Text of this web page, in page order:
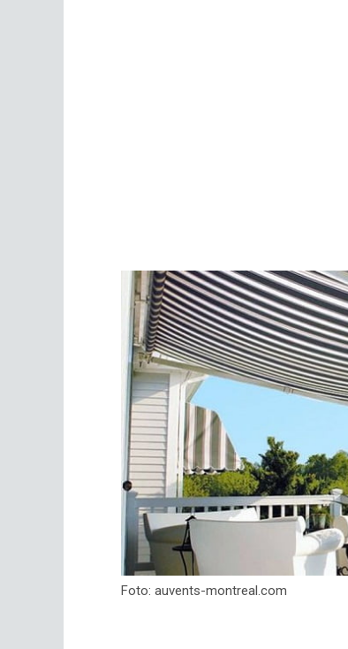
Foto: auvents-montreal.com